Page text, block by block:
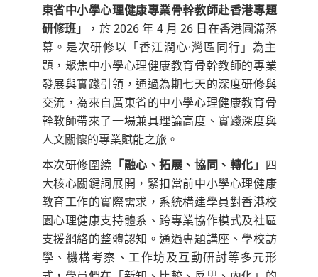
東省中小學心理健康專業骨幹教師赴香港專題
研修班」
，於 2026 年 4 月 26 日在香港圓滿落
幕。是次研修以「香江潤心·灣區同行」為主
題，聚焦中小學心理健康教育骨幹教師的專業
發展與實踐引領，通過為期七天的深度研修與
交流，為來自廣東省的中小學心理健康教育骨
幹教師帶來了一場兼具理論高度、實踐深度與
人文關懷的專業賦能之旅。
本次研修圍繞 「融心、拓展、協同、轉化」
四
大核心關鍵詞展開，緊扣當前中小學心理健康
教育工作的實際需求，系統構建學員對香港校
園心理健康支持體系、跨專業協作模式及社區
支援網絡的整體認知。通過專題講座、學校訪
學、機構考察、工作坊及互動研討等多元形